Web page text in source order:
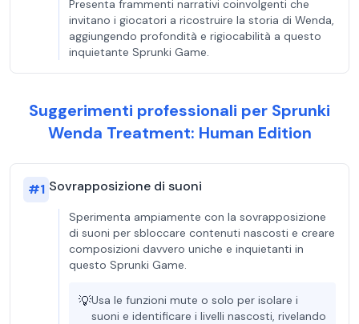
Presenta frammenti narrativi coinvolgenti che
invitano i giocatori a ricostruire la storia di Wenda,
aggiungendo profondità e rigiocabilità a questo
inquietante Sprunki Game.
Suggerimenti professionali per Sprunki
Wenda Treatment: Human Edition
#1 Sovrapposizione di suoni
Sperimenta ampiamente con la sovrapposizione
di suoni per sbloccare contenuti nascosti e creare
composizioni davvero uniche e inquietanti in
questo Sprunki Game.
💡Usa le funzioni mute o solo per isolare i
suoni e identificare i livelli nascosti, rivelando